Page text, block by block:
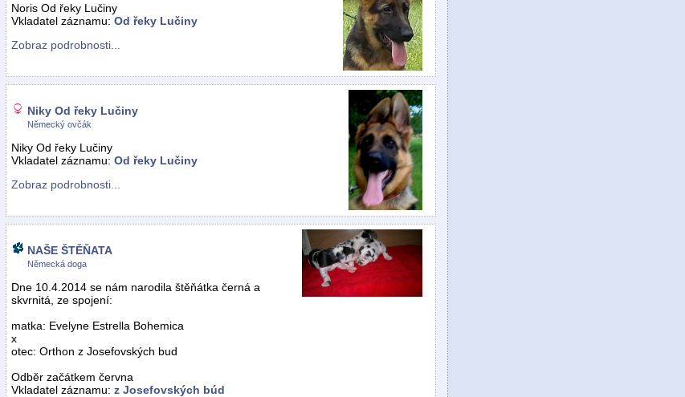
Noris Od řeky Lučiny
Vkladatel záznamu: Od řeky Lučiny
Zobraz podrobnosti...
Niky Od řeky Lučiny
Německý ovčák
Niky Od řeky Lučiny
Vkladatel záznamu: Od řeky Lučiny
Zobraz podrobnosti...
NAŠE ŠTĚŇATA
Německá doga
Dne 10.4.2014 se nám narodila štěňátka černá a
skvrnitá, ze spojení:
matka: Evelyne Estrella Bohemica
x
otec: Orthon z Josefovských bud
Odběr začátkem června
Vkladatel záznamu: z Josefovských búd